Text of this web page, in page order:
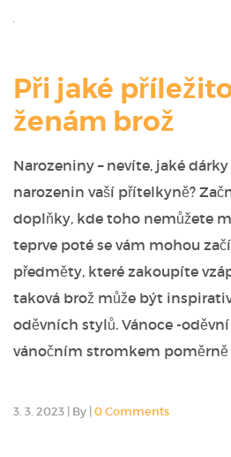
Při jaké
ženám brož
Narozeniny – nevíte, jaké
narozenin vaší přítelkyně?
doplňky, kde toho nemůžete
teprve poté se vám mohou
předměty, které zakoupíte
taková brož může být
oděvních stylů. Vánoce -
vánočním stromkem poměrně
3. 3. 2023 | By | 0 Comments